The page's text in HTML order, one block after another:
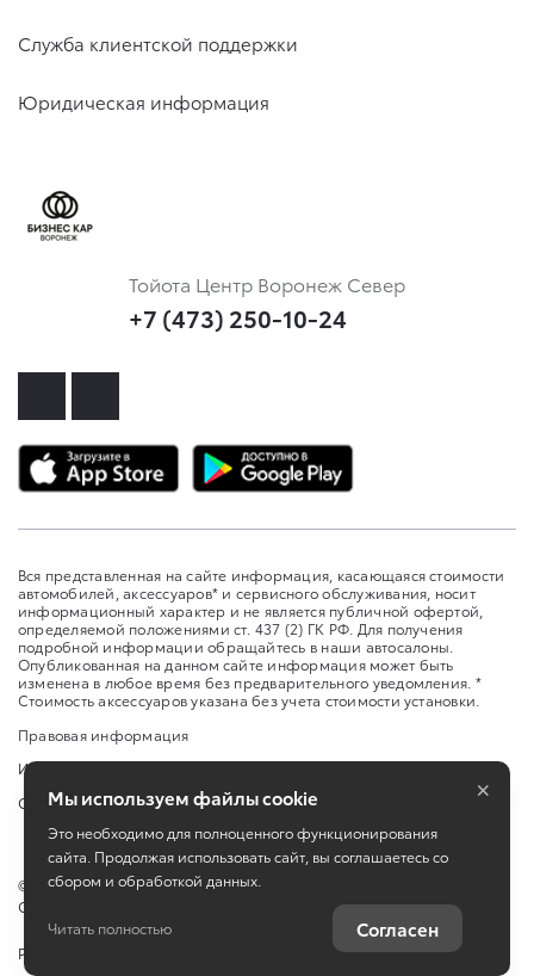
Служба клиентской поддержки
Юридическая информация
Тойота Центр Воронеж Север
+7 (473) 250-10-24
Вся представленная на сайте информация, касающаяся стоимости
автомобилей, аксессуаров* и сервисного обслуживания, носит
информационный характер и не является публичной офертой,
определяемой положениями ст. 437 (2) ГК РФ. Для получения
подробной информации обращайтесь в наши автосалоны.
Опубликованная на данном сайте информация может быть
изменена в любое время без предварительного уведомления. *
Стоимость аксессуаров указана без учета стоимости установки.
Правовая информация
Изменить настройку cookies
Сбросить cookie
© 2026ООО "Бизнес Кар Воронеж" Рамонский район, поселок
Солнечный, ул. Московское шоссе, д. 22
Работает на технологиях
Мы используем файлы cookie
Это необходимо для полноценного функционирования
сайта. Продолжая использовать сайт, вы соглашаетесь со
сбором и обработкой данных.
Читать полностью Согласен
×